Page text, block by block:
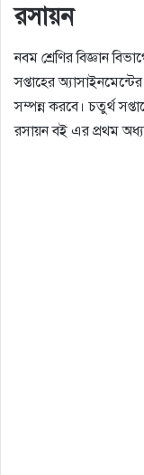
রসায়ন
নবম শ্রেণির বিজ্ঞান
সপ্তাহের
সম্পন্ন করবে। চতুর্থ
রসায়ন বই এর প্রথম